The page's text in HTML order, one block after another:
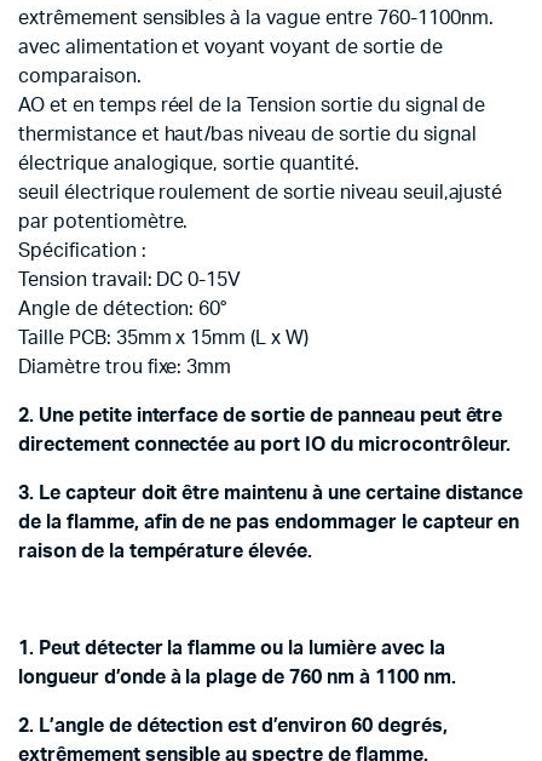
extrêmement sensibles à la vague entre 760-1100nm.
avec alimentation et voyant voyant de sortie de
comparaison.
AO et en temps réel de la Tension sortie du signal de
thermistance et haut/bas niveau de sortie du signal
électrique analogique, sortie quantité.
seuil électrique roulement de sortie niveau seuil,ajusté
par potentiomètre.
Spécification :
Tension travail: DC 0-15V
Angle de détection: 60°
Taille PCB: 35mm x 15mm (L x W)
Diamètre trou fixe: 3mm
2. Une petite interface de sortie de panneau peut être
directement connectée au port IO du microcontrôleur.
3. Le capteur doit être maintenu à une certaine distance
de la flamme, afin de ne pas endommager le capteur en
raison de la température élevée.
1. Peut détecter la flamme ou la lumière avec la
longueur d’onde à la plage de 760 nm à 1100 nm.
2. L’angle de détection est d’environ 60 degrés,
extrêmement sensible au spectre de flamme.